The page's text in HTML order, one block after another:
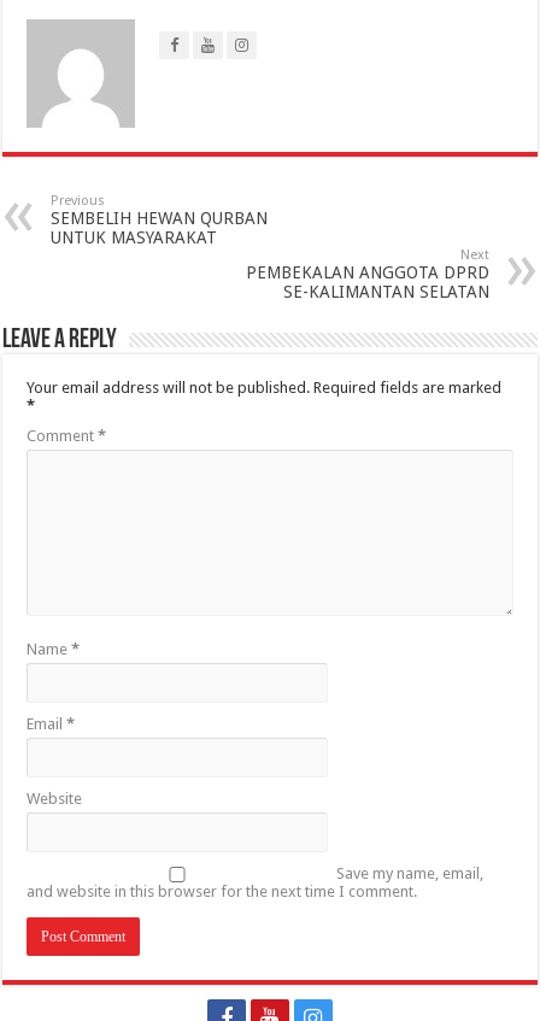
Previous
SEMBELIH HEWAN QURBAN
UNTUK MASYARAKAT
Next
PEMBEKALAN ANGGOTA DPRD
SE-KALIMANTAN SELATAN
Leave a Reply
Your email address will not be published. Required fields are marked
*
Comment*
Name*
Email*
Website
Save my name, email,
and website in this browser for the next time I comment.